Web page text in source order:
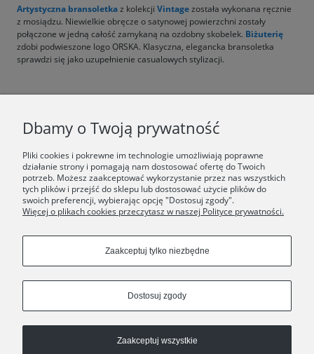
Artystyczna bransoletkaz kolekcji Vintagezostała wykonana ręcznie
z mosiądzu. Niewielkie obręcze o satynowej powierzchni zostały
połączone w jedną całość zamykaną na ozdobny skobelek. Biżuterię
zdobi podwieszone logo ORSKA. Klasyczna, elegancka bransoletka
sprawdzi się jako uzupełnienie casualowych stylizacji.
ŚWIAT ORSKA
Dołącz do nas:
Copyrights © 2024 - ORSKA
Dbamy o Twoją prywatność
Pliki cookies i pokrewne im technologie umożliwiają poprawne
działanie strony i pomagają nam dostosować ofertę do Twoich
potrzeb. Możesz zaakceptować wykorzystanie przez nas wszystkich
tych plików i przejść do sklepu lub dostosować użycie plików do
swoich preferencji, wybierając opcję "Dostosuj zgody".
Więcej o plikach cookies przeczytasz w naszej Polityce prywatności.
Zaakceptuj tylko niezbędne
Dostosuj zgody
Zaakceptuj wszystkie